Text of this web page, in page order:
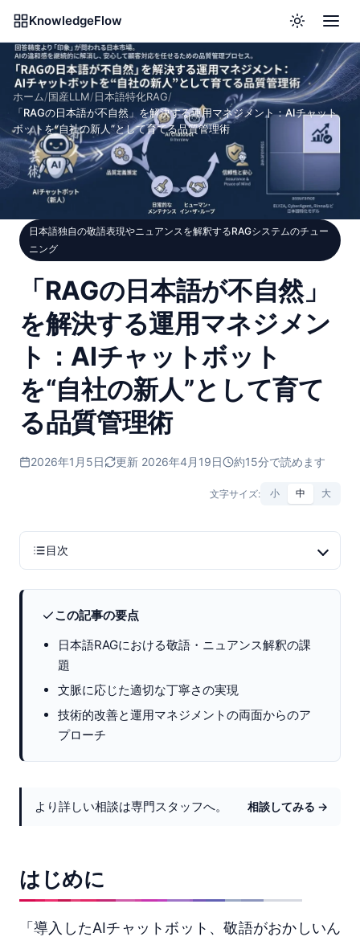
KnowledgeFlow
ホーム/国産LLM/日本語特化RAG/
「RAGの日本語が不自然」を解決する運用マネジメント：AIチャット
ボットを“自社の新人”として育てる品質管理術
日本語独自の敬語表現やニュアンスを解釈するRAGシステムのチュー
ニング
「RAGの日本語が不自然」
を解決する運用マネジメン
ト：AIチャットボット
を“自社の新人”として育て
る品質管理術
2026年1月5日 更新 2026年4月19日 約15分で読めます
文字サイズ: 小 中 大
目次
この記事の要点
日本語RAGにおける敬語・ニュアンス解釈の課
題
文脈に応じた適切な丁寧さの実現
技術的改善と運用マネジメントの両面からのア
プローチ
より詳しい相談は専門スタッフへ。 相談してみる →
はじめに
「導入したAIチャットボット、敬語がおかしいん